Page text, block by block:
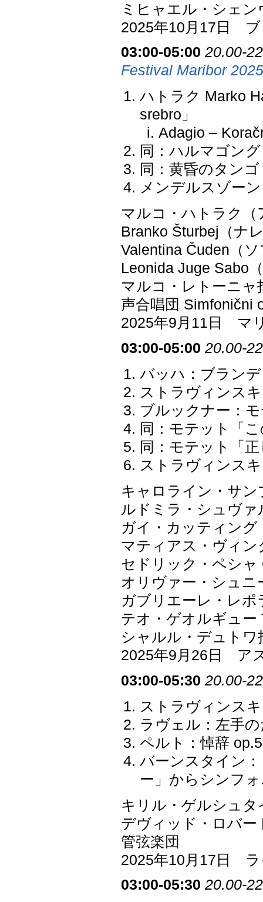
ミヒャエル・シェ
2025年10月17日 ブ
03:00-05:00 20.00-
Festival Maribor
ハトラク Marko
srebro」
Adagio –
同：ハルマゴン
同：黄昏のタンゴ
メンデルスゾー
マルコ・ハトラク
Branko Šturbej（ナ
Valentina Čuden（
Leonida Juge Sabo
マルコ・レトーニャ
声合唱団 Simfonični
2025年9月11日 マ
03:00-05:00 20.00-
バッハ：ブラン
ストラヴィンス
ブルックナー：
同：モテット「
同：モテット「
ストラヴィンス
キャロライン・サ
ルドミラ・シュヴ
ガイ・カッティング
マティアス・ヴィ
セドリック・ペシ
オリヴァー・シュニ
ガブリエーレ・レ
テオ・ゲオルギュー
シャルル・デュトワ
2025年9月26日 ア
03:00-05:30 20.00-
ストラヴィンス
ラヴェル：左手
ペルト：悼辞 op.5
バーンスタイン
ー」からシンフ
キリル・ゲルシュ
デヴィッド・ロバ
管弦楽団
2025年10月17日 ラ
03:00-05:30 20.00-